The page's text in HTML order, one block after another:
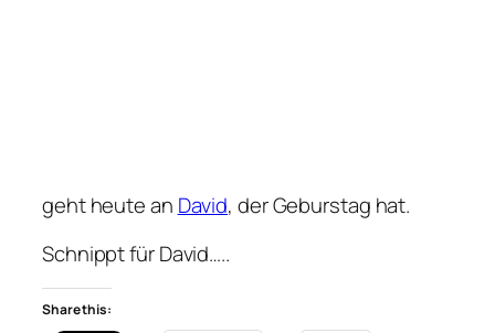
geht heute an David, der Geburstag hat.
Schnippt für David…..
Share this: